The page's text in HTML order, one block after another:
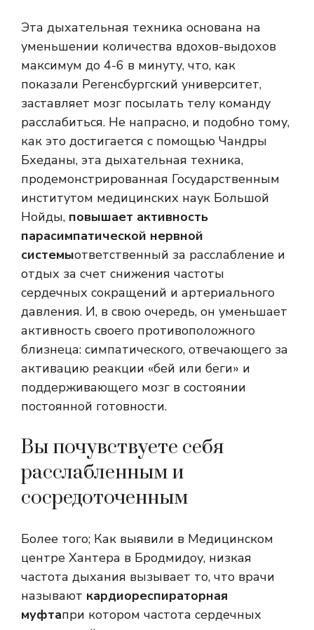
Эта дыхательная техника основана на
уменьшении количества вдохов-выдохов
максимум до 4-6 в минуту, что, как
показали Регенсбургский университет,
заставляет мозг посылать телу команду
расслабиться. Не напрасно, и подобно тому,
как это достигается с помощью Чандры
Бхеданы, эта дыхательная техника,
продемонстрированная Государственным
институтом медицинских наук Большой
Нойды, повышает активность
парасимпатической нервной
системыответственный за расслабление и
отдых за счет снижения частоты
сердечных сокращений и артериального
давления. И, в свою очередь, он уменьшает
активность своего противоположного
близнеца: симпатического, отвечающего за
активацию реакции «бей или беги» и
поддерживающего мозг в состоянии
постоянной готовности.
Вы почувствуете себя
расслабленным и
сосредоточенным
Более того; Как выявили в Медицинском
центре Хантера в Бродмидоу, низкая
частота дыхания вызывает то, что врачи
называют кардиореспираторная
муфтапри котором частота сердечных